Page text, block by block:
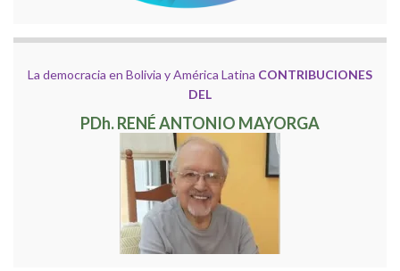
La democracia en Bolivia y América Latina CONTRIBUCIONES
DEL
PDh. RENÉ ANTONIO MAYORGA